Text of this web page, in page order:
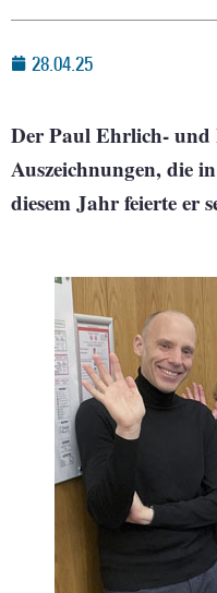
28.04.25
Der Paul Ehrlich- und
Auszeichnungen, die
diesem Jahr feierte er